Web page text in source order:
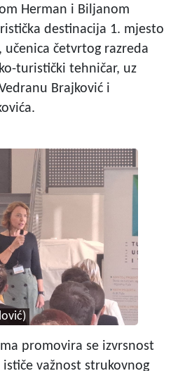
Herman i Biljanom
destinacija 1. mjesto
učenica četvrtog razreda
turistički tehničar, uz
Brajković i
promovira se izvrsnost
važnost strukovnog